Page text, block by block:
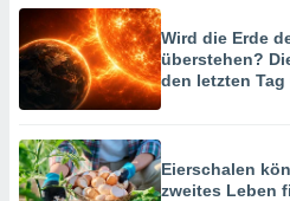
Wird die Erde
überstehen?
den letzten
Eierschalen
zweites Leben